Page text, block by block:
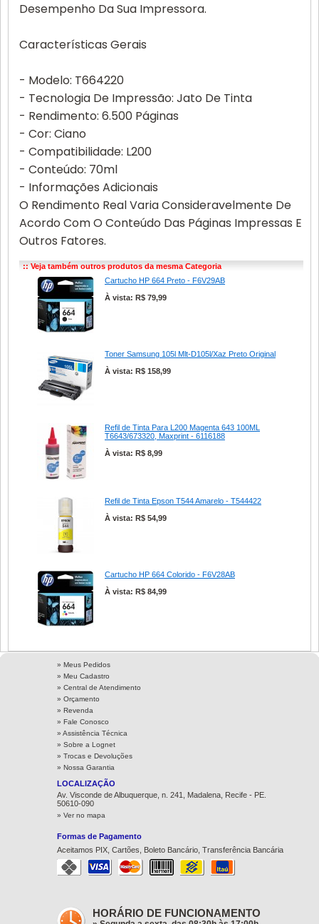
Desempenho Da Sua Impressora.
Características Gerais
- Modelo: T664220
- Tecnologia De Impressão: Jato De Tinta
- Rendimento: 6.500 Páginas
- Cor: Ciano
- Compatibilidade: L200
- Conteúdo: 70ml
- Informações Adicionais
O Rendimento Real Varia Consideravelmente De
Acordo Com O Conteúdo Das Páginas Impressas E
Outros Fatores.
:: Veja também outros produtos da mesma Categoria
Cartucho HP 664 Preto - F6V29AB
À vista: R$ 79,99
Toner Samsung 105l Mlt-D105l/Xaz Preto Original
À vista: R$ 158,99
Refil de Tinta Para L200 Magenta 643 100ML
T6643/673320, Maxprint - 6116188
À vista: R$ 8,99
Refil de Tinta Epson T544 Amarelo - T544422
À vista: R$ 54,99
Cartucho HP 664 Colorido - F6V28AB
À vista: R$ 84,99
» Meus Pedidos
» Meu Cadastro
» Central de Atendimento
» Orçamento
» Revenda
» Fale Conosco
» Assistência Técnica
» Sobre a Lognet
» Trocas e Devoluções
» Nossa Garantia
LOCALIZAÇÃO
Av. Visconde de Albuquerque, n. 241, Madalena, Recife - PE.
50610-090
» Ver no mapa
Formas de Pagamento
Aceitamos PIX, Cartões, Boleto Bancário, Transferência Bancária
HORÁRIO DE FUNCIONAMENTO